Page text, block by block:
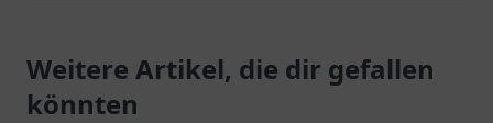
Weitere Artikel, die dir gefallen
könnten